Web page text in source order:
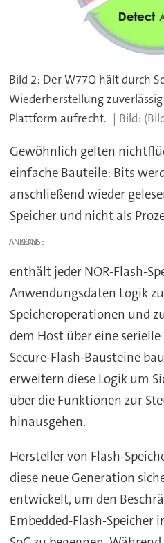
Bild 2: Der W77Q hält durch
Wiederherstellung
Plattform aufrecht.
Gewöhnlich gelten
einfache Bauteile: Bits
anschließend wieder
Speicher und nicht als
ANZEIGE
enthält jeder NOR-Flash-
Anwendungsdaten Logik
Speicheroperationen und
dem Host über eine
Secure-Flash-Bausteine
erweitern diese Logik um
über die Funktionen zur
hinausgehen.
Hersteller von Flash-
diese neue Generation
entwickelt, um den
Embedded-Flash-